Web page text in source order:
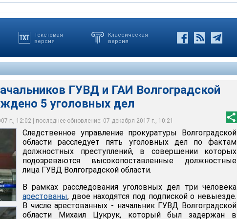
Текстовая
версия
Классическая
версия
ГУВД и ГАИ Волгоградской
5 уголовных дел
г., 12:02 | последнее обновление: 07 декабря 2017 г., 10:21
прокуратуры Волгоградской области расследует пять
должностных преступлений
ГУВД санкционировал суд Центрального района
расследования дел проведены обыски в областном ГАИ, а
ГУВД.
уголовное дело по фактам получения взяток
выдачу автовладельцам паспортов технических средств и
Все уголовные дела связаны между собой.
ГУВД санкционировал суд Центрального района
возбуждены по факту превышения должностных полномочий
ГУВД Волгоградской области при приобретении трех
ГУВД
Следственное управление прокуратуры Волгоградской
области расследует пять уголовных дел по фактам
должностных преступлений, в совершении которых
подозреваются высокопоставленные должностные
лица ГУВД Волгоградской области.
В рамках расследования уголовных дел три человека
арестованы, двое находятся под подпиской о невыезде.
В числе арестованных - начальник ГУВД Волгоградской
области Михаил Цукрук, который был задержан в